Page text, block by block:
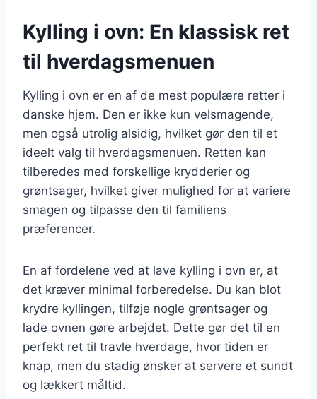
Kylling i ovn: En klassisk ret
til hverdagsmenuen
Kylling i ovn er en af de mest populære retter i
danske hjem. Den er ikke kun velsmagende,
men også utrolig alsidig, hvilket gør den til et
ideelt valg til hverdagsmenuen. Retten kan
tilberedes med forskellige krydderier og
grøntsager, hvilket giver mulighed for at variere
smagen og tilpasse den til familiens
præferencer.
En af fordelene ved at lave kylling i ovn er, at
det kræver minimal forberedelse. Du kan blot
krydre kyllingen, tilføje nogle grøntsager og
lade ovnen gøre arbejdet. Dette gør det til en
perfekt ret til travle hverdage, hvor tiden er
knap, men du stadig ønsker at servere et sundt
og lækkert måltid.